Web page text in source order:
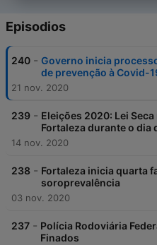
Episodios
240 - Governo inicia
de prevenção à Covid-
21 nov. 2020
239 - Eleições 2020: Lei
Fortaleza durante o dia
14 nov. 2020
238 - Fortaleza inicia quarta
soroprevalência
03 nov. 2020
237 - Polícia Rodoviária
Finados